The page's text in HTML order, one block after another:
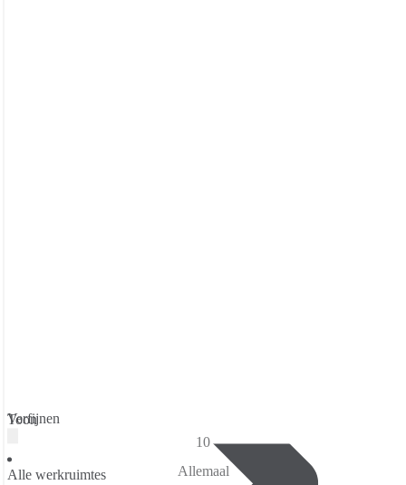
Verfijnen
Alle werkruimtes
Toon
10
Allemaal